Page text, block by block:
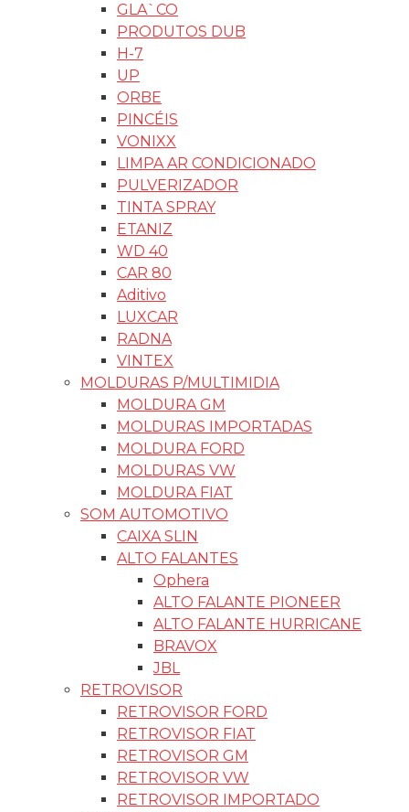
GLA`CO
PRODUTOS DUB
H-7
UP
ORBE
PINCÉIS
VONIXX
LIMPA AR CONDICIONADO
PULVERIZADOR
TINTA SPRAY
ETANIZ
WD 40
CAR 80
Aditivo
LUXCAR
RADNA
VINTEX
MOLDURAS P/MULTIMIDIA
MOLDURA GM
MOLDURAS IMPORTADAS
MOLDURA FORD
MOLDURAS VW
MOLDURA FIAT
SOM AUTOMOTIVO
CAIXA SLIN
ALTO FALANTES
Ophera
ALTO FALANTE PIONEER
ALTO FALANTE HURRICANE
BRAVOX
JBL
RETROVISOR
RETROVISOR FORD
RETROVISOR FIAT
RETROVISOR GM
RETROVISOR VW
RETROVISOR IMPORTADO